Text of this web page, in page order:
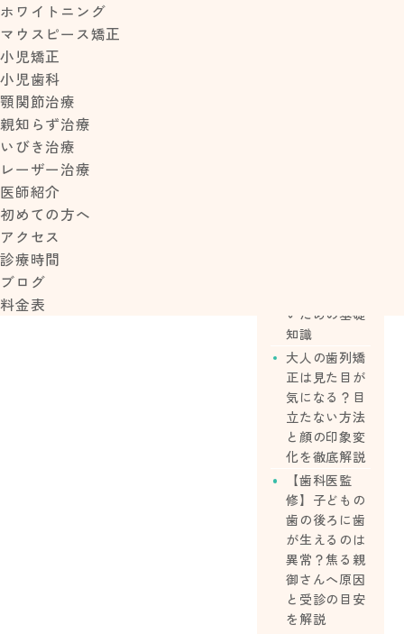
ホワイトニング
マウスピース矯正
小児矯正
小児歯科
顎関節治療
親知らず治療
いびき治療
レーザー治療
医師紹介
初めての方へ
アクセス
診療時間
ブログ
料金表
いための基礎
知識
大人の歯列矯
正は見た目が
気になる？目
立たない方法
と顔の印象変
化を徹底解説
【歯科医監
修】子どもの
歯の後ろに歯
が生えるのは
異常？焦る親
御さんへ原因
と受診の目安
を解説